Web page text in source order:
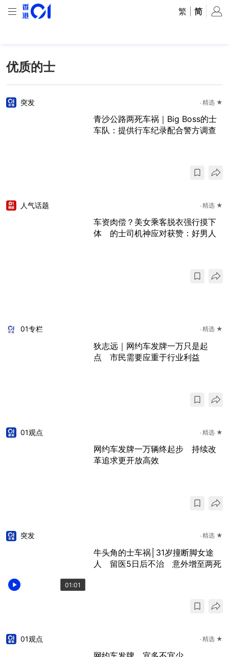
繁 简
优质的士
突发 精选 ★
青沙公路两死车祸｜Big Boss的士
车队：提供行车纪录配合警方调查
人气话题 精选 ★
车资肉偿？美女乘客脱衣强行摸下
体 的士司机神应对获赞：好男人
01专栏 精选 ★
狄志远｜网约车发牌一万只是起
点 市民需要应重于行业利益
01观点 精选 ★
网约车发牌一万辆终起步 持续改
革追求更开放高效
01:01
突发 精选 ★
牛头角的士车祸│31岁撞断脚女途
人 留医5日后不治 意外增至两死
01观点 精选 ★